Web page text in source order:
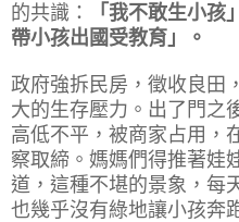
的共識：
「我不敢生小孩」
帶小孩出國受教育」。
政府強拆民房，徵收良田
大的生存壓力。出了門之
高低不平，被商家占用，
察取締。媽媽們得推著娃
道，這種不堪的景象，每
也幾乎沒有綠地讓小孩奔